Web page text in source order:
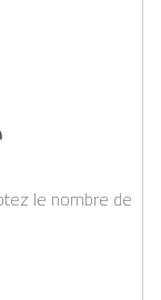
1
de salles de bain: 1
chez Casapilot
le nombre de